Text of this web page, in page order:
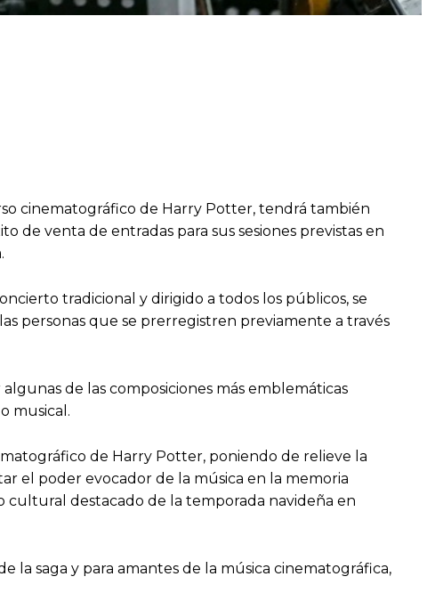
cinematográfico de Harry Potter, tendrá también
de venta de entradas para sus sesiones previstas en
tradicional y dirigido a todos los públicos, se
personas que se prerregistren previamente a través
de las composiciones más emblemáticas
musical.
de Harry Potter, poniendo de relieve la
el poder evocador de la música en la memoria
cultural destacado de la temporada navideña en
la saga y para amantes de la música cinematográfica,